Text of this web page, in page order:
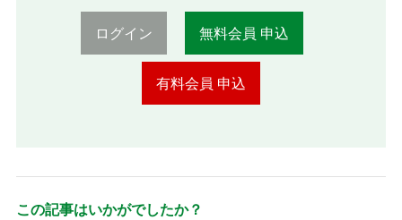
ログイン 無料会員 申込
有料会員 申込
この記事はいかがでしたか？